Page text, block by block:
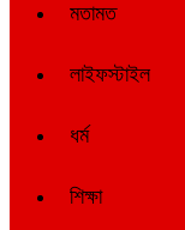
মতামত
লাইফস্টাইল
ধর্ম
শিক্ষা